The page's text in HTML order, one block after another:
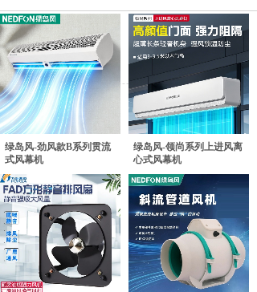
绿岛风-劲风款B系列贯流
式风幕机
绿岛风-领尚系列上进风离
心式风幕机